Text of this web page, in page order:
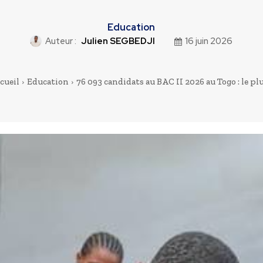
Education
Auteur : Julien SEGBEDJI 16 juin 2026
Education 76 093 candidats au BAC II 2026 au Togo : le